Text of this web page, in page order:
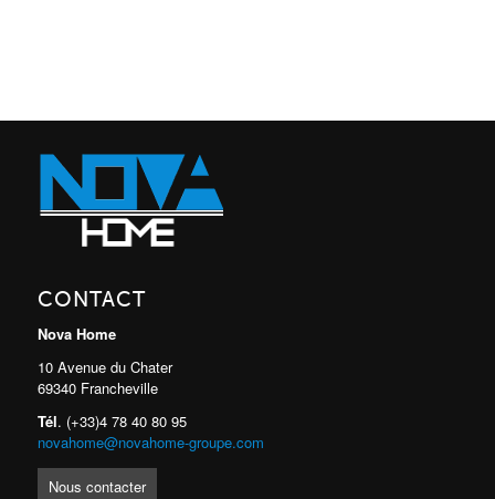
CONTACT
Nova Home
10 Avenue du Chater
69340 Francheville
Tél. (+33)4 78 40 80 95
novahome@novahome-groupe.com
Nous contacter